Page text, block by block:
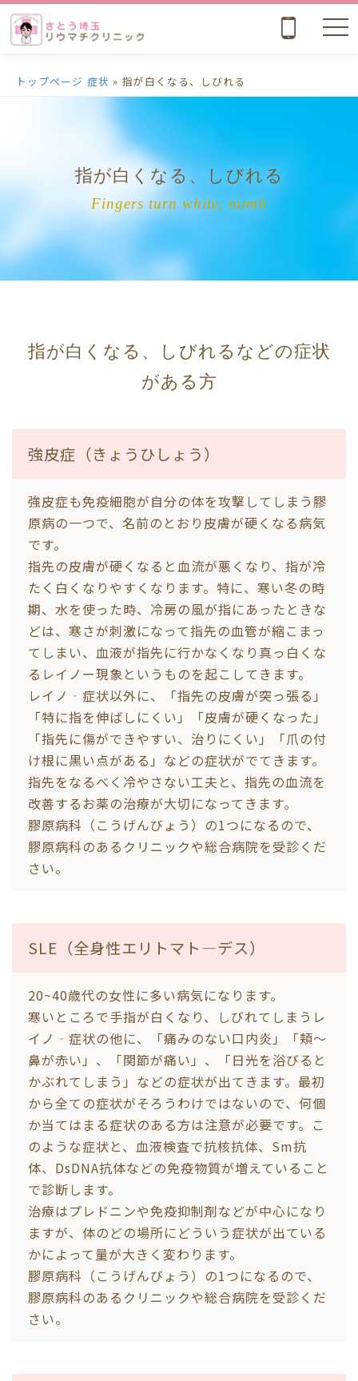
トップページ 症状 » 指が白くなる、しびれる
指が白くなる、しびれる
Fingers turn white, numb
指が白くなる、しびれるなどの症状
がある方
強皮症（きょうひしょう）
強皮症も免疫細胞が自分の体を攻撃してしまう膠
原病の一つで、名前のとおり皮膚が硬くなる病気
です。
指先の皮膚が硬くなると血流が悪くなり、指が冷
たく白くなりやすくなります。特に、寒い冬の時
期、水を使った時、冷房の風が指にあったときな
どは、寒さが刺激になって指先の血管が縮こまっ
てしまい、血液が指先に行かなくなり真っ白くな
るレイノー現象というものを起こしてきます。
レイノ‐症状以外に、「指先の皮膚が突っ張る」
「特に指を伸ばしにくい」「皮膚が硬くなった」
「指先に傷ができやすい、治りにくい」「爪の付
け根に黒い点がある」などの症状がでてきます。
指先をなるべく冷やさない工夫と、指先の血流を
改善するお薬の治療が大切になってきます。
膠原病科（こうげんびょう）の1つになるので、
膠原病科のあるクリニックや総合病院を受診くだ
さい。
SLE（全身性エリトマト―デス）
20~40歳代の女性に多い病気になります。
寒いところで手指が白くなり、しびれてしまうレ
イノ‐症状の他に、「痛みのない口内炎」「頬～
鼻が赤い」、「関節が痛い」、「日光を浴びると
かぶれてしまう」などの症状が出てきます。最初
から全ての症状がそろうわけではないので、何個
か当てはまる症状のある方は注意が必要です。こ
のような症状と、血液検査で抗核抗体、Sm抗
体、DsDNA抗体などの免疫物質が増えていること
で診断します。
治療はプレドニンや免疫抑制剤などが中心になり
ますが、体のどの場所にどういう症状が出ている
かによって量が大きく変わります。
膠原病科（こうげんびょう）の1つになるので、
膠原病科のあるクリニックや総合病院を受診くだ
さい。